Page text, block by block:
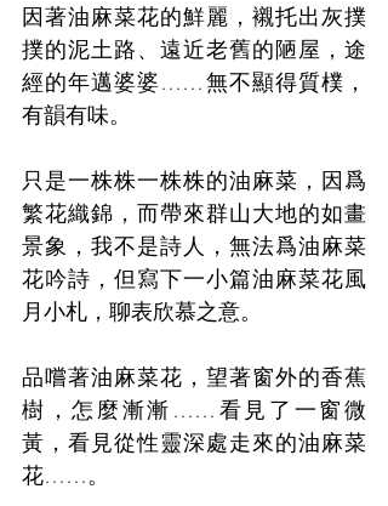
因著油麻菜花的鮮麗，襯托出灰撲
撲的泥土路、遠近老舊的陋屋，途
經的年邁婆婆……無不顯得質樸，
有韻有味。
只是一株株一株株的油麻菜，因爲
繁花織錦，而帶來群山大地的如畫
景象，我不是詩人，無法爲油麻菜
花吟詩，但寫下一小篇油麻菜花風
月小札，聊表欣慕之意。
品嚐著油麻菜花，望著窗外的香蕉
樹，怎麼漸漸……看見了一窗微
黃，看見從性靈深處走來的油麻菜
花……。